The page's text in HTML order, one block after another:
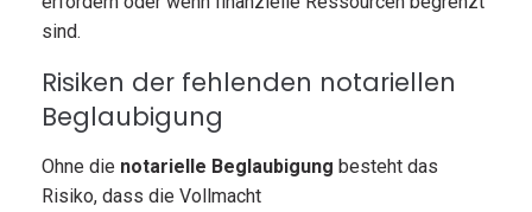
sind.
Risiken der fehlenden notariellen
Beglaubigung
Ohne die notarielle Beglaubigung besteht das
Risiko, dass die Vollmacht